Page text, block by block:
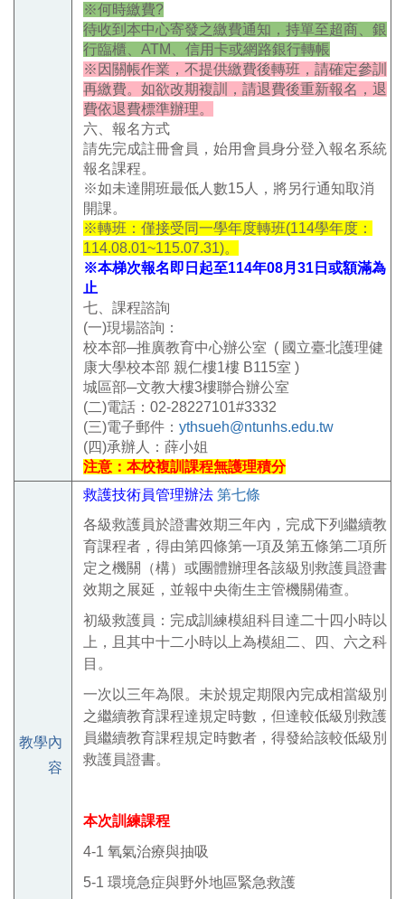
※何時繳費?
待收到本中心寄發之繳費通知，持單至超商、銀
行臨櫃、ATM、信用卡或網路銀行轉帳
※因關帳作業，不提供繳費後轉班，請確定參訓
再繳費。如欲改期複訓，請退費後重新報名，退
費依退費標準辦理。
六、報名方式
請先完成註冊會員，始用會員身分登入報名系統
報名課程。
※如未達開班最低人數15人，將另行通知取消
開課。
※轉班：僅接受同一學年度轉班(114學年度：
114.08.01~115.07.31)。
※本梯次報名即日起至114年08月31日或額滿為
止
七、課程諮詢
(一)現場諮詢：
校本部─推廣教育中心辦公室 ( 國立臺北護理健
康大學校本部 親仁樓1樓 B115室 )
城區部─文教大樓3樓聯合辦公室
(二)電話：02-28227101#3332
(三)電子郵件： ythsueh@ntunhs.edu.tw
(四)承辦人：薛小姐
注意：本校複訓課程無護理積分
教學內
容
救護技術員管理辦法 第七條
各級救護員於證書效期三年內，完成下列繼續教
育課程者，得由第四條第一項及第五條第二項所
定之機關（構）或團體辦理各該級別救護員證書
效期之展延，並報中央衛生主管機關備查。
初級救護員：完成訓練模組科目達二十四小時以
上，且其中十二小時以上為模組二、四、六之科
目。
一次以三年為限。未於規定期限內完成相當級別
之繼續教育課程達規定時數，但達較低級別救護
員繼續教育課程規定時數者，得發給該較低級別
救護員證書。
本次訓練課程
4-1 氧氣治療與抽吸
5-1 環境急症與野外地區緊急救護